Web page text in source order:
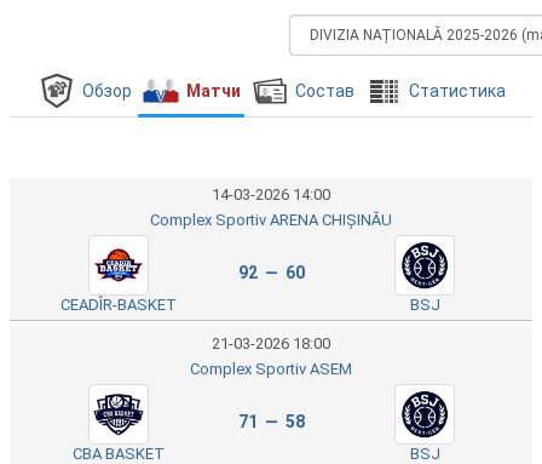
Обзор Матчи Состав Cтатистика
14-03-2026 14:00
Complex Sportiv ARENA CHIȘINĂU
CEADÎR-BASKET
92 — 60
BSJ
21-03-2026 18:00
Complex Sportiv ASEM
CBA BASKET
71 — 58
BSJ